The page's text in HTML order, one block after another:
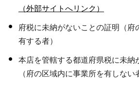
（外部サイトへリンク）
府税に未納がないことの証明（府
有する者）
本店を管轄する都道府県税に未納
（府の区域内に事業所を有しない